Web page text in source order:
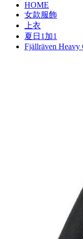
HOME
女款服飾
上衣
夏日1加1
Fjällräven Heavy